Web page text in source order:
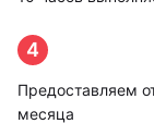
4
Предоставляем
месяца